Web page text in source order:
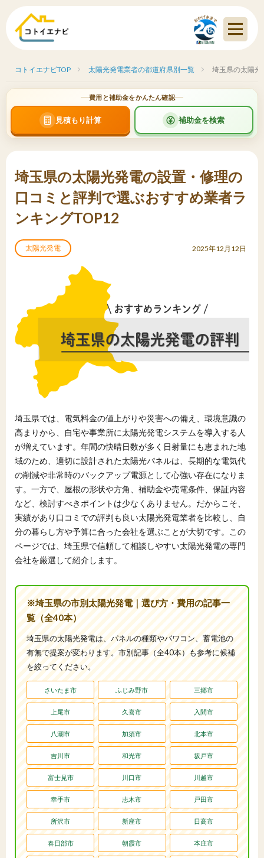
コトイエナビTOP 太陽光発電業者の都道府県別一覧 埼玉県の太陽光
費用と補助金をかんたん確認
見積もり計算 補助金を検索
埼玉県の太陽光発電の設置・修理の
口コミと評判で選ぶおすすめ業者ラ
ンキングTOP12
太陽光発電 2025年12月12日
埼玉県では、電気料金の値上がりや災害への備え、環境意識の
高まりから、自宅や事業所に太陽光発電システムを導入する人
が増えています。年間の快晴日数が多く日射量にも恵まれた地
域のため、適切に設計された太陽光パネルは、長期的な電気代
の削減や非常時のバックアップ電源として心強い存在になりま
す。一方で、屋根の形状や方角、補助金や売電条件、保証内容
など、検討すべきポイントは少なくありません。だからこそ、
実績があり口コミでの評判も良い太陽光発電業者を比較し、自
分の暮らし方や予算に合った会社を選ぶことが大切です。この
ページでは、埼玉県で信頼して相談しやすい太陽光発電の専門
会社を厳選して紹介します。
※埼玉県の市別太陽光発電｜選び方・費用の記事一
覧（全40本）
埼玉県の太陽光発電は、パネルの種類やパワコン、蓄電池の
有無で提案が変わります。市別記事（全40本）も参考に候補
を絞ってください。
さいたま市 ふじみ野市 三郷市
上尾市 久喜市 入間市
八潮市 加須市 北本市
吉川市 和光市 坂戸市
富士見市 川口市 川越市
幸手市 志木市 戸田市
所沢市 新座市 日高市
春日部市 朝霞市 本庄市